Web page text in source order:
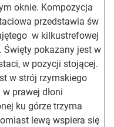
oknie. Kompozycja
przedstawia św
w kilkustrefowej
Święty pokazany jest w
w pozycji stojącej.
w strój rzymskiego
w prawej dłoni
ku górze trzyma
lewą wspiera się